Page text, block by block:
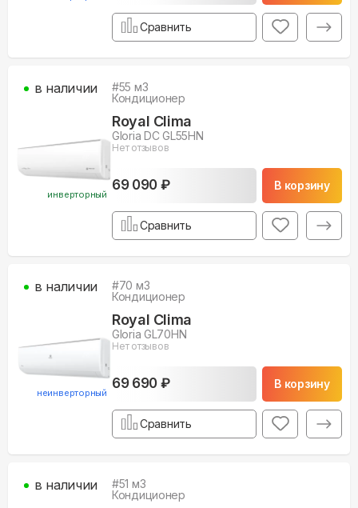
Сравнить
инверторный
#55 м3
Кондиционер
Royal Clima
Gloria DC GL55HN
Нет отзывов
69 090 ₽ В корзину
в наличии
Сравнить
неинверторный
#70 м3
Кондиционер
Royal Clima
Gloria GL70HN
Нет отзывов
69 690 ₽ В корзину
в наличии
Сравнить
#51 м3
Кондиционер
в наличии